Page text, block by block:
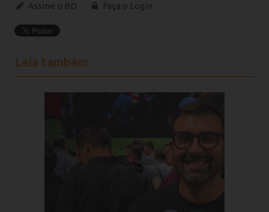
Assine o BD
Faça o Login
Leia também